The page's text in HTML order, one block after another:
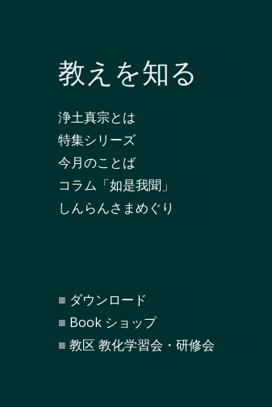
教えを知る
浄土真宗とは
特集シリーズ
今月のことば
コラム「如是我聞」
しんらんさまめぐり
ダウンロード
Book ショップ
教区 教化学習会・研修会